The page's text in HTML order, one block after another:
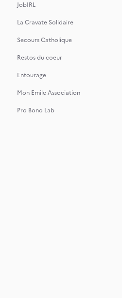
JobIRL
La Cravate Solidaire
Secours Catholique
Restos du coeur
Entourage
Mon Emile Association
Pro Bono Lab